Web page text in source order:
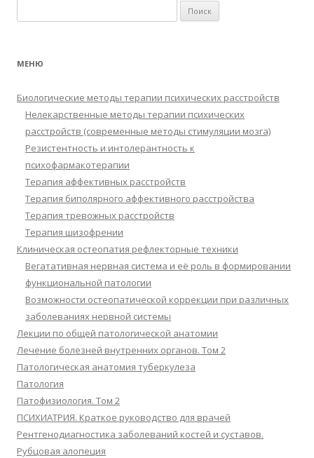
МЕНЮ
Биологические методы терапии психических расстройств
Нелекарственные методы терапии психических
расстройств (современные методы стимуляции мозга)
Резистентность и интолерантность к
психофармакотерапии
Терапия аффективных расстройств
Терапия биполярного аффективного расстройства
Терапия тревожных расстройств
Терапия шизофрении
Клиническая остеопатия рефлекторные техники
Вегатативная нервная система и её роль в формировании
функциональной патологии
Возможности остеопатической коррекции при различных
заболеваниях нервной системы
Лекции по общей патологической анатомии
Лечение болезней внутренних органов. Том 2
Патологическая анатомия туберкулеза
Патология
Патофизиология. Том 2
ПСИХИАТРИЯ. Краткое руководство для врачей
Рентгенодиагностика заболеваний костей и суставов.
Рубцовая алопеция